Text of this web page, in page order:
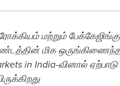
மற்றும்
மிக
in India-வினால் ஏற்பாடு